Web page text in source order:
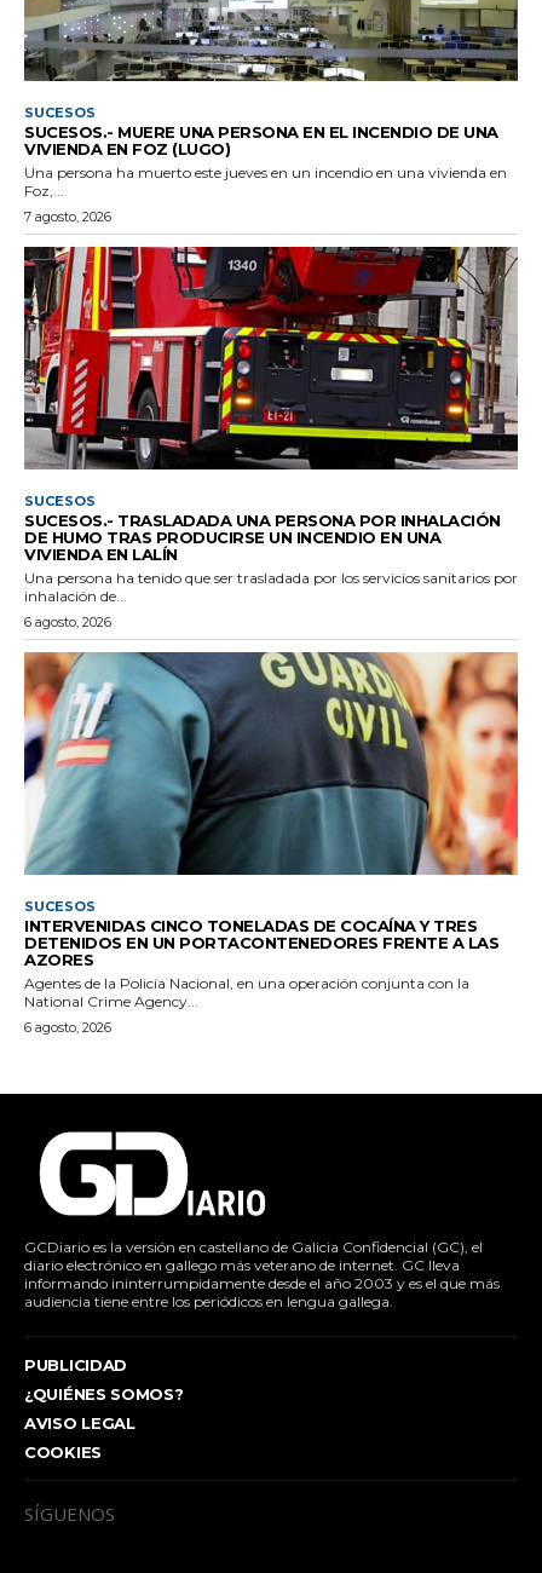
SUCESOS
SUCESOS.- MUERE UNA PERSONA EN EL INCENDIO DE UNA
VIVIENDA EN FOZ (LUGO)
Una persona ha muerto este jueves en un incendio en una vivienda en
Foz,...
7 agosto, 2026
SUCESOS
SUCESOS.- TRASLADADA UNA PERSONA POR INHALACIÓN
DE HUMO TRAS PRODUCIRSE UN INCENDIO EN UNA
VIVIENDA EN LALÍN
Una persona ha tenido que ser trasladada por los servicios sanitarios por
inhalación de...
6 agosto, 2026
SUCESOS
INTERVENIDAS CINCO TONELADAS DE COCAÍNA Y TRES
DETENIDOS EN UN PORTACONTENEDORES FRENTE A LAS
AZORES
Agentes de la Policía Nacional, en una operación conjunta con la
National Crime Agency...
6 agosto, 2026
GCDiario es la versión en castellano de Galicia Confidencial (GC), el
diario electrónico en gallego más veterano de internet. GC lleva
informando ininterrumpidamente desde el año 2003 y es el que más
audiencia tiene entre los periódicos en lengua gallega.
PUBLICIDAD
¿QUIÉNES SOMOS?
AVISO LEGAL
COOKIES
SÍGUENOS